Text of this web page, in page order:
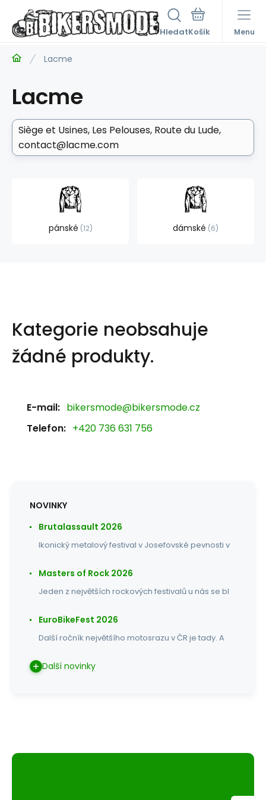
Hledat Menu
Lacme
Lacme
Siège et Usines Les Pelouses, Route du Lude
contact@lacme.com
pánské 12 dámské 6
Kategorie neobsahuje
žádné produkty.
E-mail: bikersmode@bikersmode.cz
Telefon: +420 736 631 756
NOVINKY
Brutalassault 2026
Ikonický metalový festival v Josefovské pevnosti v
Masters of Rock 2026
Jeden z největších rockových festivalů u nás se bl
EuroBikeFest 2026
Další ročník největšího motosrazu v ČR je tady. A
Další novinky